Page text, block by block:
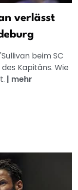
verlässt
beim SC
Kapitäns. Wie
| mehr